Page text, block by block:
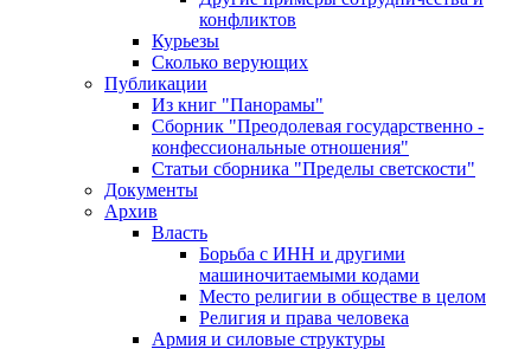
конфликтов
Курьезы
Сколько верующих
Публикации
Из книг "Панорамы"
Сборник "Преодолевая государственно -
конфессиональные отношения"
Статьи сборника "Пределы светскости"
Документы
Архив
Власть
Борьба с ИНН и другими
машиночитаемыми кодами
Место религии в обществе в целом
Религия и права человека
Армия и силовые структуры